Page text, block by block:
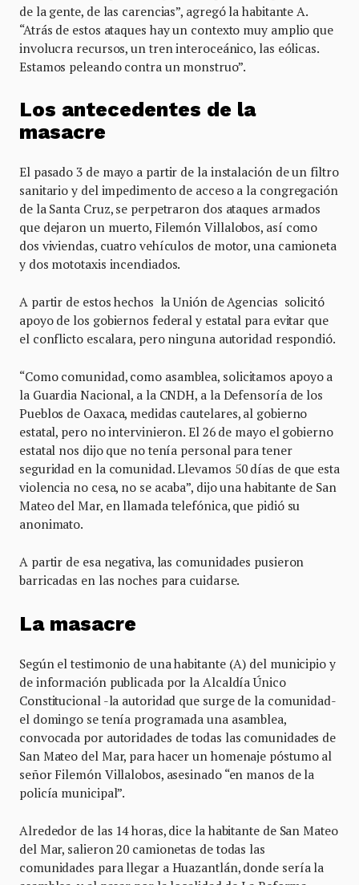
de la gente, de las carencias”, agregó la habitante A.
“Atrás de estos ataques hay un contexto muy amplio que
involucra recursos, un tren interoceánico, las eólicas.
Estamos peleando contra un monstruo”.
Los antecedentes de la
masacre
El pasado 3 de mayo a partir de la instalación de un filtro
sanitario y del impedimento de acceso a la congregación
de la Santa Cruz, se perpetraron dos ataques armados
que dejaron un muerto, Filemón Villalobos, así como
dos viviendas, cuatro vehículos de motor, una camioneta
y dos mototaxis incendiados.
A partir de estos hechos la Unión de Agencias solicitó
apoyo de los gobiernos federal y estatal para evitar que
el conflicto escalara, pero ninguna autoridad respondió.
“Como comunidad, como asamblea, solicitamos apoyo a
la Guardia Nacional, a la CNDH, a la Defensoría de los
Pueblos de Oaxaca, medidas cautelares, al gobierno
estatal, pero no intervinieron. El 26 de mayo el gobierno
estatal nos dijo que no tenía personal para tener
seguridad en la comunidad. Llevamos 50 días de que esta
violencia no cesa, no se acaba”, dijo una habitante de San
Mateo del Mar, en llamada telefónica, que pidió su
anonimato.
A partir de esa negativa, las comunidades pusieron
barricadas en las noches para cuidarse.
La masacre
Según el testimonio de una habitante (A) del municipio y
de información publicada por la Alcaldía Único
Constitucional -la autoridad que surge de la comunidad-
el domingo se tenía programada una asamblea,
convocada por autoridades de todas las comunidades de
San Mateo del Mar, para hacer un homenaje póstumo al
señor Filemón Villalobos, asesinado “en manos de la
policía municipal”.
Alrededor de las 14 horas, dice la habitante de San Mateo
del Mar, salieron 20 camionetas de todas las
comunidades para llegar a Huazantlán, donde sería la